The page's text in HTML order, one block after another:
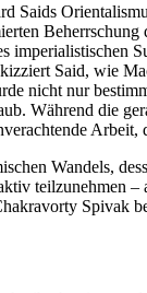
Saids
imperialistischen
Said, wie
nicht nur
Während die
Wandels,
teilzunehmen
Spivak